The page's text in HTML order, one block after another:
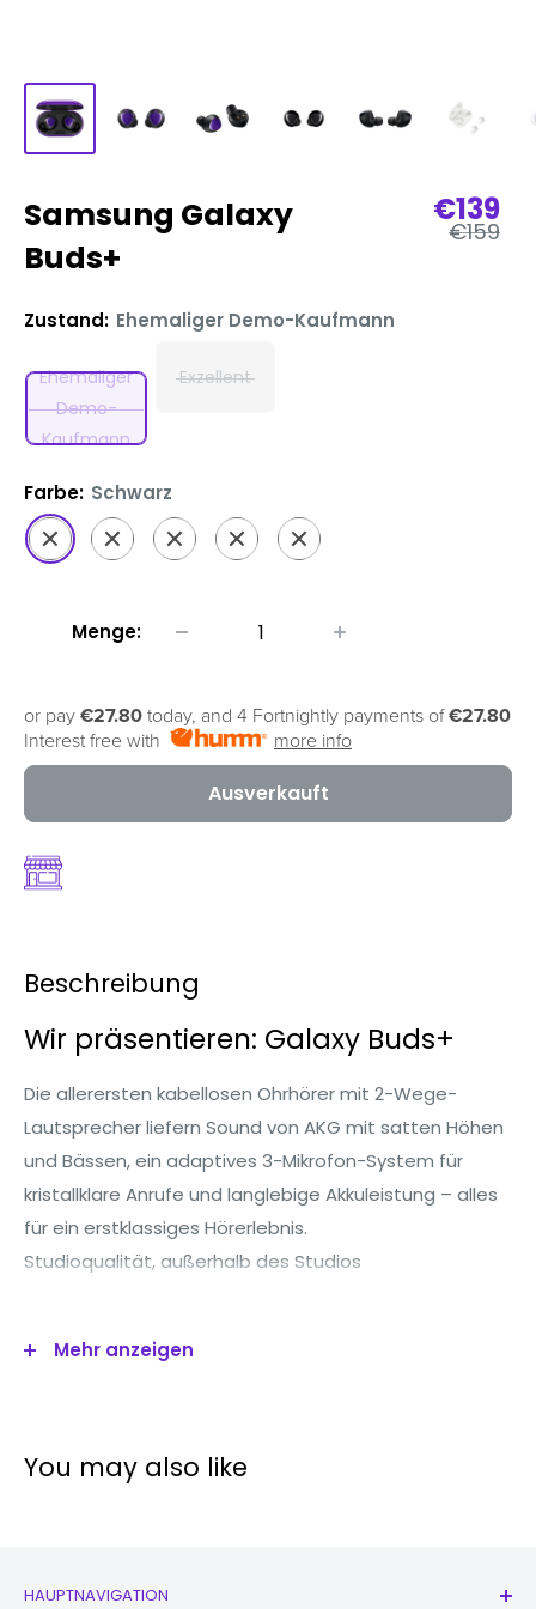
Samsung Galaxy
Buds+
€139
€159
Zustand: Ehemaliger Demo-Kaufmann
Ehemaliger
Demo-
Kaufmann
Exzellent
Farbe: Schwarz
SchwarzBlau
BTS
Lila
Weiß Rot
Menge:
or pay €27.80 today, and 4 Fortnightly payments of€27.80
Interest free with
more info
Ausverkauft
Beschreibung
Wir präsentieren: Galaxy Buds+
Die allerersten kabellosen Ohrhörer mit 2-Wege-
Lautsprecher liefern Sound von AKG mit satten Höhen
und Bässen, ein adaptives 3-Mikrofon-System für
kristallklare Anrufe und langlebige Akkuleistung – alles
für ein erstklassiges Hörerlebnis.
Studioqualität, außerhalb des Studios
AUDIO
Der satte, natürliche Klang wird jetzt durch das neue
dynamische 2-Wege-Lautsprechersystem und den
dass Sie überall im Takt bleiben.
Mehr anzeigen
You may also like
HAUPTNAVIGATION